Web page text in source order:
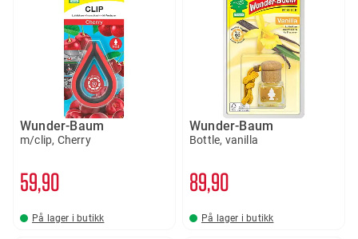
Wunder-Baum
m/clip, Cherry
59 90
På lager i butikk
Wunder-Baum
Bottle, vanilla
89 90
På lager i butikk